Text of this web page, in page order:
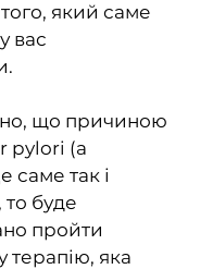
який саме
вас
що причиною
pylori (а
саме так і
то буде
пройти
терапію, яка